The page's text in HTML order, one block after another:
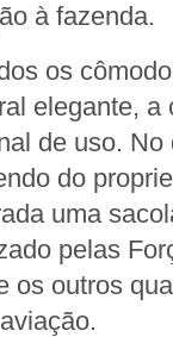
à fazenda.
os
elegante, a
de uso.
do
uma
pelas
os outros